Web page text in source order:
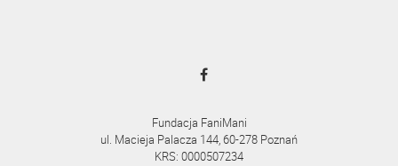
Fundacja FaniMani
ul. Macieja Palacza 144, 60-278 Poznań
KRS: 0000507234